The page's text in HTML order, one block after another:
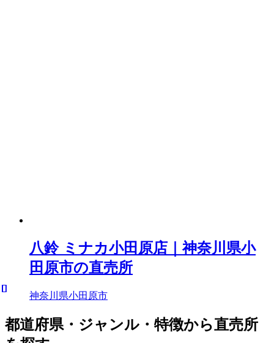
八鈴 ミナカ小田原店｜神奈川県小
田原市の直売所
神奈川県小田原市
都道府県・ジャンル・特徴から直売所